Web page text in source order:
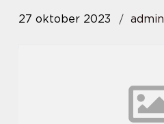
27 oktober 2023 admin